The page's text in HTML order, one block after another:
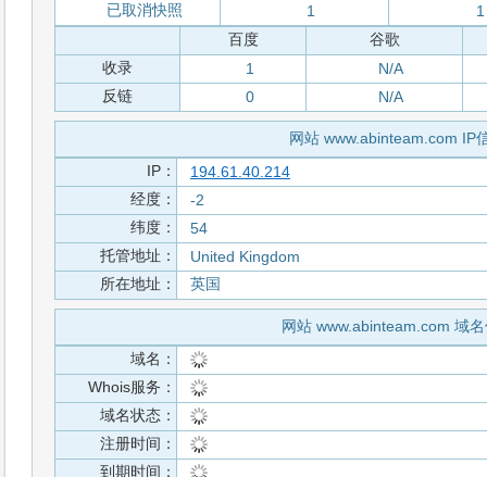
已取消快照
1
1
百度
谷歌
收录
1
N/A
反链
0 N/A
网站 www.abinteam.com IP
IP：
194.61.40.214
经度：
-2
纬度：
54
托管地址：
United Kingdom
所在地址：
英国
网站 www.abinteam.com 域
域名：
Whois服务：
域名状态：
注册时间：
到期时间：